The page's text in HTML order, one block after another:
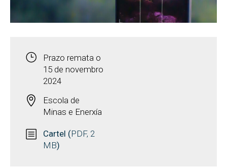
Prazo remata o
15 de novembro
2024
Escola de
Minas e Enerxía
Cartel (PDF, 2
MB)